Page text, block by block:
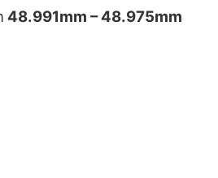
48.991mm – 48.975mm